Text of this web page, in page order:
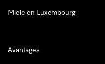
Miele en Luxembourg
Avantages